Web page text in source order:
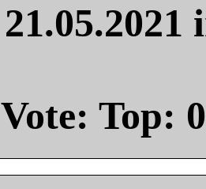
Vote: Top: 0